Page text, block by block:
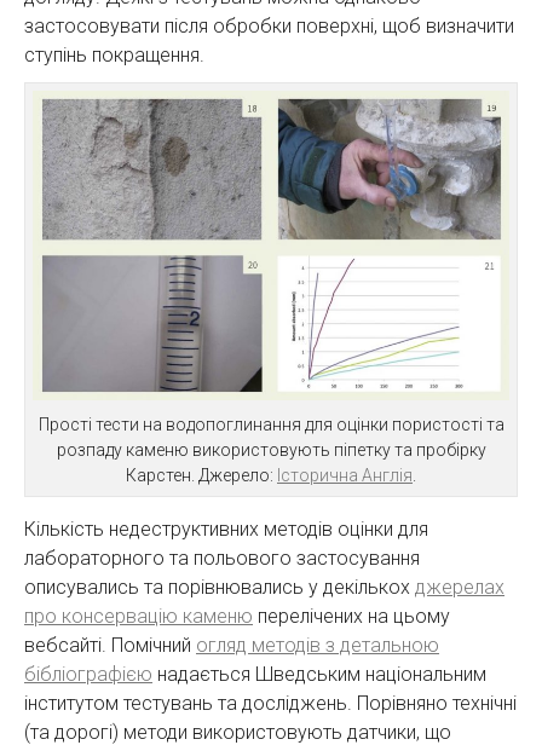
застосовувати після обробки поверхні, щоб визначити
ступінь покращення.
Прості тести на водопоглинання для оцінки пористості та
розпаду каменю використовують піпетку та пробірку
Карстен. Джерело: Історична Англія
Кількість недеструктивних методів оцінки для
лабораторного та польового застосування
описувались та порівнювались у декількох джерелах
про консервацію каменю перелічених на цьому
вебсайті. Помічний огляд методів з детальною
бібліографією надається Шведським національним
інститутом тестувань та досліджень. Порівняно технічні
(та дорогі) методи використовують датчики, що